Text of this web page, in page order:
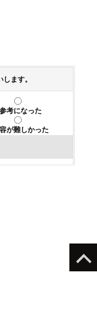
ます。
参考になった
が難しかった